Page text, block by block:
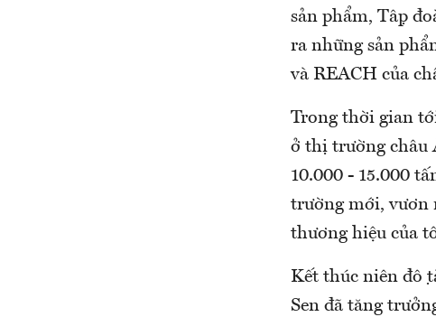
sản phẩm, Tập
ra những sản
và REACH của
Trong thời gian
ở thị trường châu
10.000 - 15.000
trường mới, vươn
thương hiệu của
Kết thúc niên độ
Sen đã tăng